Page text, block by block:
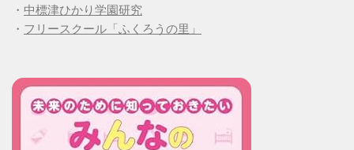
・ 中標津ひかり学園研究
・ フリースクール「ふくろうの里」